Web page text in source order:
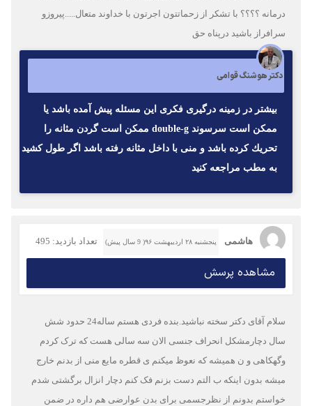
درمانه ؟؟؟؟ با تشکر از زحماتتون اجرتون با خداوند متعال.....پیروزو
سرافراز باشید درپناه حق
دکتر هوشنگ قوامی
بيشتر در زمينه درگيرى فكرى اين مسئله پيش آمده باشد يا
ممكن است سرسوند double-g ممكن است گردن مثانه را
تحريك كرده باشد و منى با داخل مثانه رفته باشد اگر طول كشيد
به مطب مراجعه كنيد
هاشمی پنجشنبه ۲۸ اردیبهشت ۹۶( 9 سال پیش) تعداد بازدید: 495
مشاهده پرسش
سلام آقای دکتر سخته نباشید.بنده فردی هستم ساله24 حدود شش
سال دچارمشکل انحراف جنسی الان سه سالی هست که ترک کردم
وگهکاهی و ن همیشه که نعوظ میکنم ی قطره مایع منی از بدنم خارج
میشه بدون اینکه ب التم دست بزنم فک کنم دچار انزال برگشتی شدم
خواستم بدونم از نظرجسمی برای بدن عوارضی هم داره در ضمن